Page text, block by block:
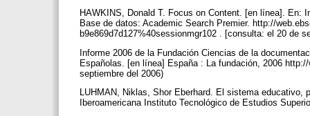
HAWKINS, Donald T. Focus on Content. [en línea]. En:
Base de datos: Academic Search Premier. http://
b9e869d7d127%40sessionmgr102 . [consulta: el 20 de
Informe 2006 de la Fundación Ciencias de la
Españolas. [en línea] España : La fundación, 2006
septiembre del 2006)
LUHMAN, Niklas, Shor Eberhard. El sistema educativo,
Iberoamericana Instituto Tecnológico de Estudios